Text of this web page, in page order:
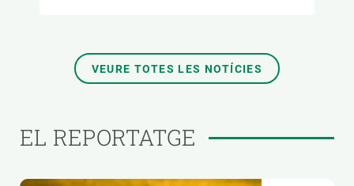
VEURE TOTES LES NOTÍCIES
EL REPORTATGE